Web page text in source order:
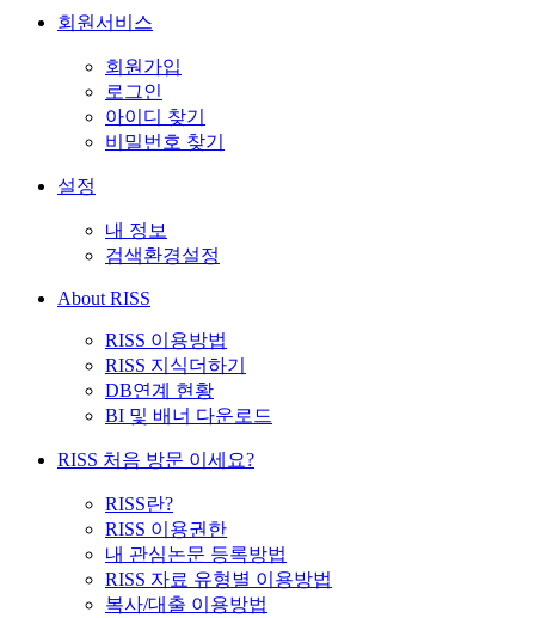
회원서비스
회원가입
로그인
아이디 찾기
비밀번호 찾기
설정
내 정보
검색환경설정
About RISS
RISS 이용방법
RISS 지식더하기
DB연계 현황
BI 및 배너 다운로드
RISS 처음 방문 이세요?
RISS란?
RISS 이용권한
내 관심논문 등록방법
RISS 자료 유형별 이용방법
복사/대출 이용방법